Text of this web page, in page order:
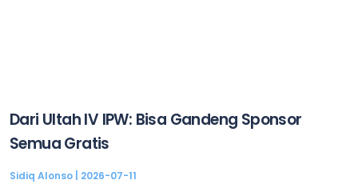
Dari Ultah IV IPW: Bisa Gandeng Sponsor
Semua Gratis
Sidiq Alonso 2026-07-11